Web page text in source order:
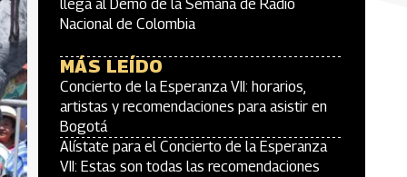
llega al Demo de la Semana de Radio
Nacional de Colombia
MÁS LEÍDO
Concierto de la Esperanza VII: horarios,
artistas y recomendaciones para asistir en
Bogotá
Alístate para el Concierto de la Esperanza
VII: Estas son todas las recomendaciones